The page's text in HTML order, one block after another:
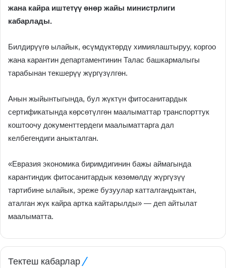
жана кайра иштетүү өнөр жайы министрлиги
кабарлады.
Билдирүүгө ылайык, өсүмдүктөрдү химиялаштыруу, коргоо
жана карантин департаментинин Талас башкармалыгы
тарабынан текшерүү жүргүзүлгөн.
Анын жыйынтыгында, бул жүктүн фитосанитардык
сертификатында көрсөтүлгөн маалыматтар транспорттук
коштоочу документтердеги маалыматтарга дал
келбегендиги аныкталган.
«Евразия экономика биримдигинин бажы аймагында
карантиндик фитосанитардык көзөмөлдү жүргүзүү
тартибине ылайык, эреже бузуулар катталгандыктан,
аталган жүк кайра артка кайтарылды» — деп айтылат
маалыматта.
Тектеш кабарлар